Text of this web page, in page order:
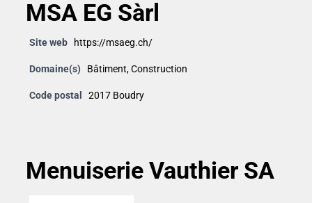
MSA EG Sàrl
Site web https://msaeg.ch/
Domaine(s) Bâtiment,Construction
Code postal 2017 Boudry
Menuiserie Vauthier SA